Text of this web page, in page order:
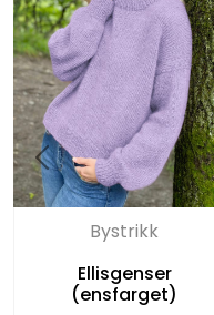
Bystrikk
Ellisgenser
(ensfarget)